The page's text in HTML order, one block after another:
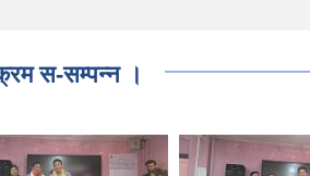
स-सम्पन्न ।